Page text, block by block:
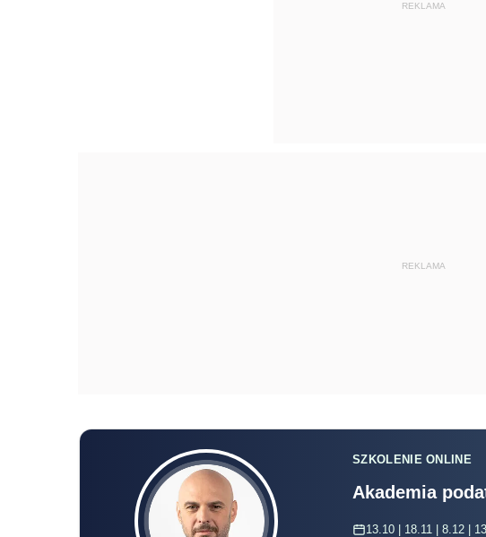
REKLAMA
REKLAMA
SZKOLENIE ONLINE
Akademia
13.10 | 18.11 | 8.12 |